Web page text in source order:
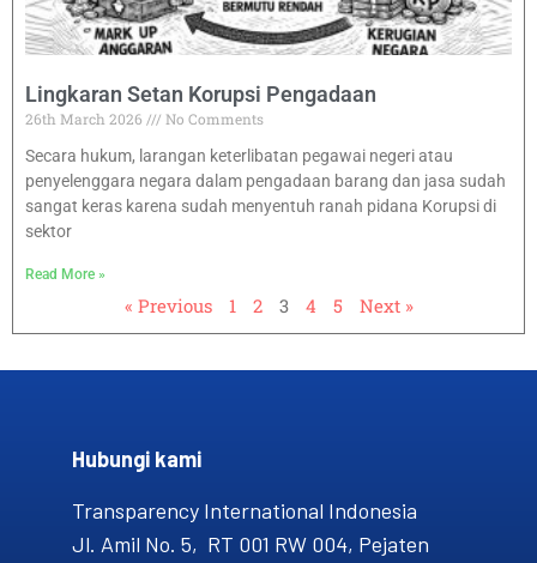
Lingkaran Setan Korupsi Pengadaan
26th March 2026
No Comments
Secara hukum, larangan keterlibatan pegawai negeri atau
penyelenggara negara dalam pengadaan barang dan jasa sudah
sangat keras karena sudah menyentuh ranah pidana Korupsi di
sektor
Read More »
« Previous 1 2 3 4 5 Next »
Hubungi kami​
Transparency International Indonesia
Jl. Amil No. 5, RT 001 RW 004, Pejaten